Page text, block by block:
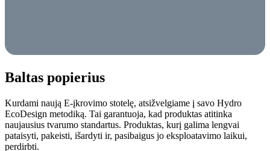
Baltas popierius
Kurdami naują E-įkrovimo stotelę, atsižvelgiame į savo Hydro
EcoDesign metodiką. Tai garantuoja, kad produktas atitinka
naujausius tvarumo standartus. Produktas, kurį galima lengvai
pataisyti, pakeisti, išardyti ir, pasibaigus jo eksploatavimo laikui,
perdirbti.